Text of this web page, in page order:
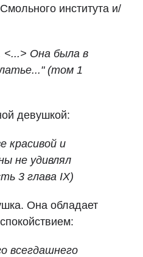
института и/
<...> Она была в
(том 1
девушкой:
красивой и
не удивлял
3 глава IX)
Она обладает
всегдашнего